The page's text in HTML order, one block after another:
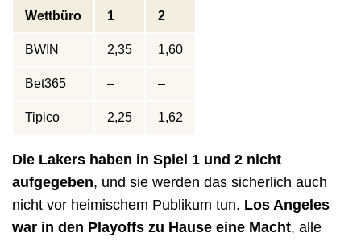
Wettbüro 1 2
BWIN 2,35 1,60
Bet365 – –
Tipico 2,25 1,62
Die Lakers haben in Spiel 1 und 2 nicht
aufgegeben, und sie werden das sicherlich auch
nicht vor heimischem Publikum tun. Los Angeles
war in den Playoffs zu Hause eine Macht, alle